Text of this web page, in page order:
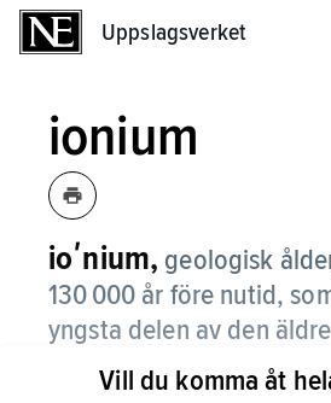
Uppslagsverket
ionium
ioʹnium, geologisk
130 000 år före nutid,
yngsta delen av den
(pleistocen) av perioden
Vill du komma åt